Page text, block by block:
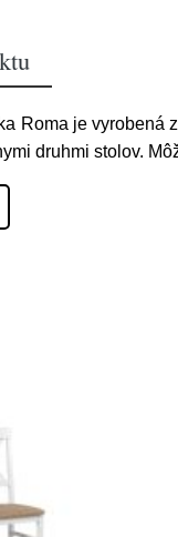
Roma je vyrobená
druhmi stolov.